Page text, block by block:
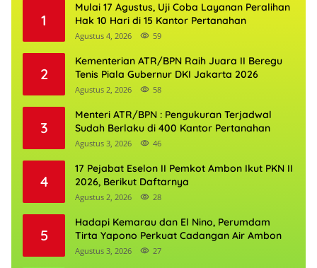
1
Mulai 17 Agustus, Uji Coba Layanan Peralihan
Hak 10 Hari di 15 Kantor Pertanahan
Agustus 4, 2026 59
2
Kementerian ATR/BPN Raih Juara II Beregu
Tenis Piala Gubernur DKI Jakarta 2026
Agustus 2, 2026 58
3
Menteri ATR/BPN : Pengukuran Terjadwal
Sudah Berlaku di 400 Kantor Pertanahan
Agustus 3, 2026 46
4
17 Pejabat Eselon II Pemkot Ambon Ikut PKN II
2026, Berikut Daftarnya
Agustus 2, 2026 28
5
Hadapi Kemarau dan El Nino, Perumdam
Tirta Yapono Perkuat Cadangan Air Ambon
Agustus 3, 2026 27